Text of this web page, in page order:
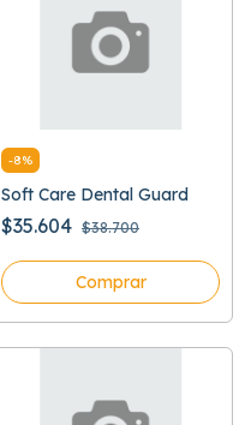
-8%
Soft Care Dental Guard
$35.604 $38.700
Comprar